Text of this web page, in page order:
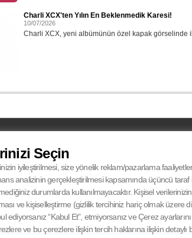
Charli XCX'ten Yılın En Beklenmedik Karesi!
10/07/2026
Charli XCX, yeni albümünün özel kapak görselinde
Seçin
iyileştirilmesi, size yönelik reklam/pazarlama
analizinin gerçekleştirilmesi kapsamında üçüncü
durumlarda kullanılmayacaktır. Kişisel
ve kişiselleştirme (gizlilik tercihiniz hariç olmak
ediyorsanız “Kabul Et”, etmiyorsanız ve Çerez
ve bu çerezlere ilişkin tercih haklarına ilişkin
100.4
100.4
98.0
FEC
V-Dikey° 5/
CANLI